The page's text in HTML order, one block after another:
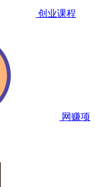
创业课程
网赚项